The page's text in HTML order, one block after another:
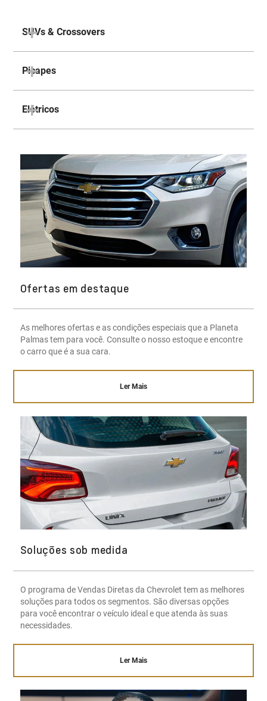
SUVs & Crossovers
Picapes
Elétricos
Ofertas em destaque
As melhores ofertas e as condições especiais que a Planeta
Palmas tem para você. Consulte o nosso estoque e encontre
o carro que é a sua cara.
Ler Mais
Soluções sob medida
O programa de Vendas Diretas da Chevrolet tem as melhores
soluções para todos os segmentos. São diversas opções
para você encontrar o veículo ideal e que atenda às suas
necessidades.
Ler Mais